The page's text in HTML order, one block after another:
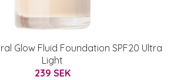
Glow Fluid Foundation SPF20 Ultra
Light
239 SEK